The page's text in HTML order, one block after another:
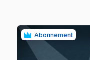
Abonnement